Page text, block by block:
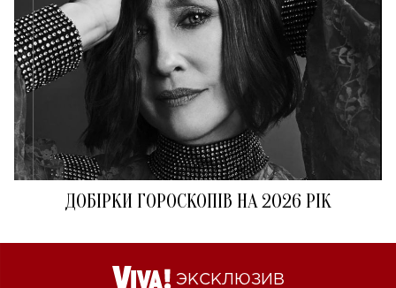
ДОБІРКИ ГОРОСКОПІВ НА 2026 РІК
ЭКСКЛЮЗИВ